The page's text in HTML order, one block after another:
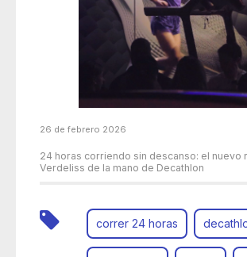
26 de febrero 2026
24 horas corriendo sin descanso: el nuevo
Verdeliss de la mano de Decathlon
correr 24 horas